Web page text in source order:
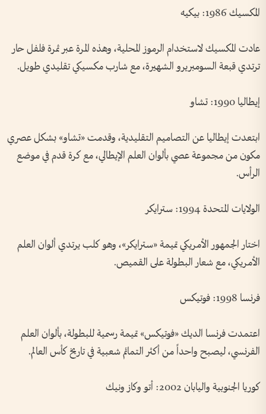
المكسيك 1986: بيكيه
عادت المكسيك لاستخدام الرموز المحلية، وهذه المرة عبر ثمرة فلفل حار
ترتدي قبعة السومبريرو الشهيرة، مع شارب مكسيكي تقليدي طويل.
إيطاليا 1990: تشاو
ابتعدت إيطاليا عن التصاميم التقليدية، وقدمت «تشاو» بشكل عصري
مكون من مجموعة عصي بألوان العلم الإيطالي، مع كرة قدم في موضع
الرأس.
الولايات المتحدة 1994: سترايكر
اختار الجمهور الأمريكي تميمة «سترايكر»، وهو كلب يرتدي ألوان العلم
الأمريكي، مع شعار البطولة على القميص.
فرنسا 1998: فوتيكس
اعتمدت فرنسا الديك «فوتيكس» تميمة رسمية للبطولة، بألوان العلم
الفرنسي، ليصبح واحداً من أكثر التمائم شعبية في تاريخ كأس العالم.
كوريا الجنوبية واليابان 2002: أتو وكاز ونيك